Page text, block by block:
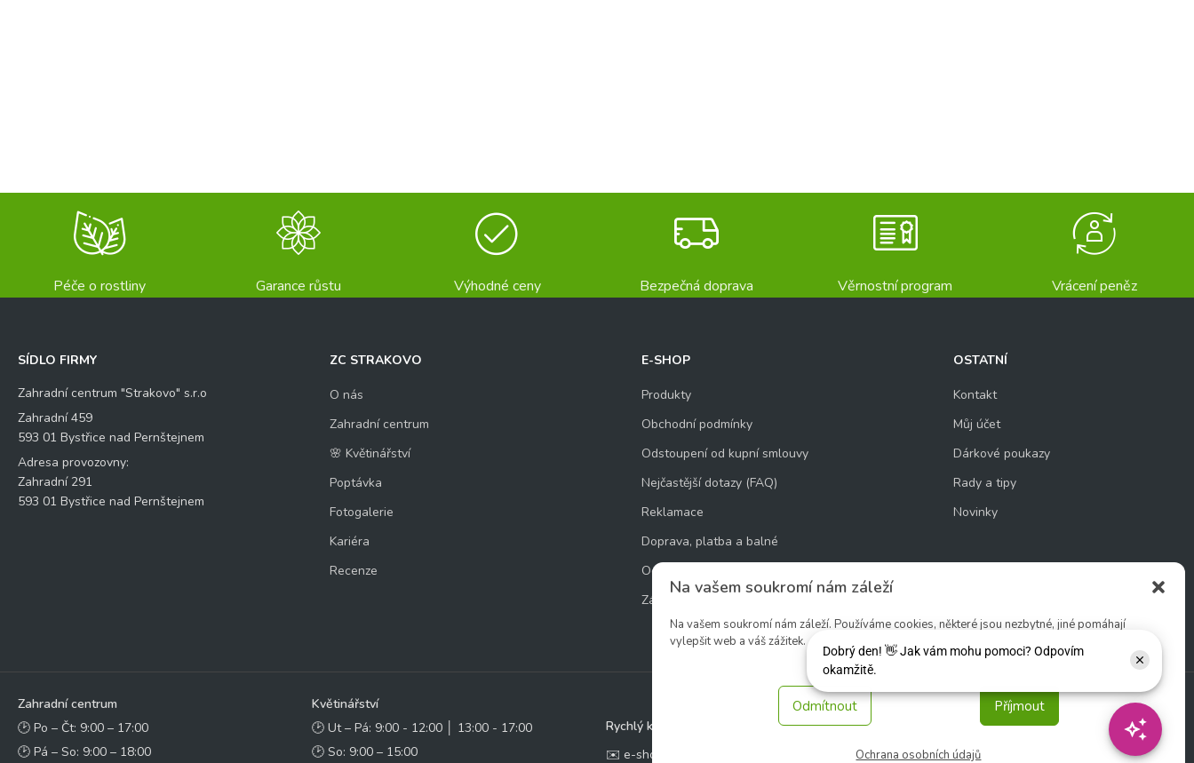
Na vašem soukromí nám záleží
Na vašem soukromí nám záleží. Používáme cookies, některé jsou nezbytné, jiné pomáhají
vylepšit web a váš zážitek.
Příjmout
Odmítnout
Ochrana osobních údajů
Péče o rostliny Garance růstu Výhodné ceny Bezpečná doprava Věrnostní program Vrácení peněz
SÍDLO FIRMY
Zahradní centrum "Strakovo" s.r.o
Zahradní 459
593 01 Bystřice nad Pernštejnem
Adresa provozovny:
Zahradní 291
593 01 Bystřice nad Pernštejnem
ZC STRAKOVO
O nás
Zahradní centrum
🌸 Květinářství
Poptávka
Fotogalerie
Kariéra
Recenze
E-SHOP
Produkty
Obchodní podmínky
Odstoupení od kupní smlouvy
Nejčastější dotazy (FAQ)
Reklamace
Doprava, platba a balné
Ochrana osobních údajů
Zásady používání souborů cookie
OSTATNÍ
Kontakt
Můj účet
Dárkové poukazy
Rady a tipy
Novinky
Zahradní centrum
🕑 Po – Čt: 9:00 – 17:00
🕑 Pá – So: 9:00 – 18:00
Květinářství
🕑 Ut – Pá: 9:00 - 12:00 │ 13:00 - 17:00
🕑 So: 9:00 – 15:00
Rychlý kontakt:
✉️ e-shop@zcstrakovo.cz